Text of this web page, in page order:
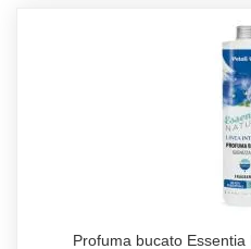
Profuma bucato